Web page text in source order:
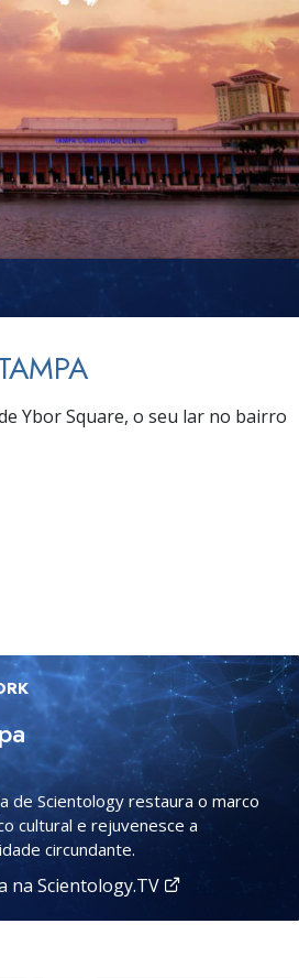
Ybor Square, o seu lar no bairro
de Scientology restaura o marco
cultural e rejuvenesce a
circundante.
na Scientology.TV